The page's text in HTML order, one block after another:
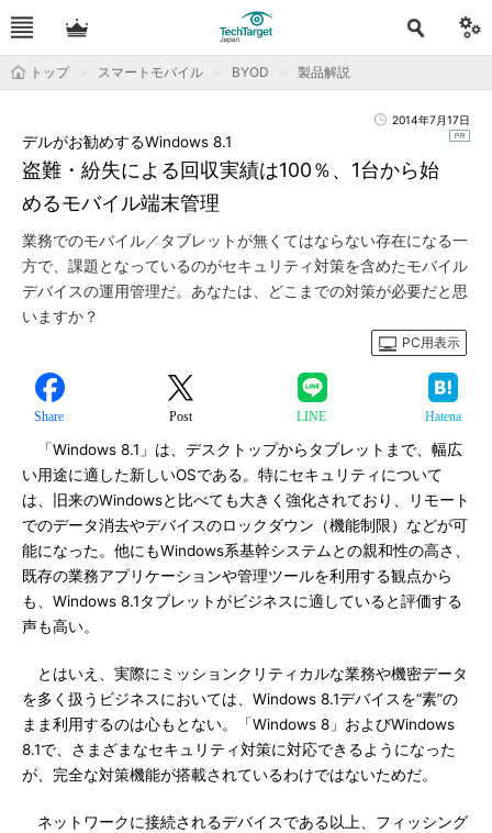
トップ スマートモバイル BYOD 製品解説
2014年7月17日
盗難・紛失による回収実績は100％、1台から始
めるモバイル端末管理
デルがお勧めするWindows 8.1
業務でのモバイル／タブレットが無くてはならない存在になる一
方で、課題となっているのがセキュリティ対策を含めたモバイル
デバイスの運用管理だ。あなたは、どこまでの対策が必要だと思
いますか？
PC用表示
Share Post LINE Hatena
「Windows 8.1」は、デスクトップからタブレットまで、幅広
い用途に適した新しいOSである。特にセキュリティについて
は、旧来のWindowsと比べても大きく強化されており、リモート
でのデータ消去やデバイスのロックダウン（機能制限）などが可
能になった。他にもWindows系基幹システムとの親和性の高さ、
既存の業務アプリケーションや管理ツールを利用する観点から
も、Windows 8.1タブレットがビジネスに適していると評価する
声も高い。
とはいえ、実際にミッションクリティカルな業務や機密データ
を多く扱うビジネスにおいては、Windows 8.1デバイスを“素”の
まま利用するのは心もとない。「Windows 8」およびWindows
8.1で、さまざまなセキュリティ対策に対応できるようになった
が、完全な対策機能が搭載されているわけではないためだ。
ネットワークに接続されるデバイスである以上、フィッシング